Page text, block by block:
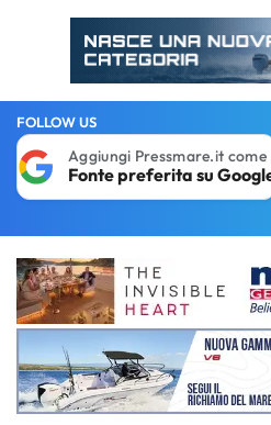
FOLLOW US
Aggiungi Pressmare.it come
Fonte preferita su